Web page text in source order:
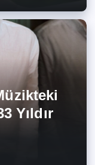
Yıldır